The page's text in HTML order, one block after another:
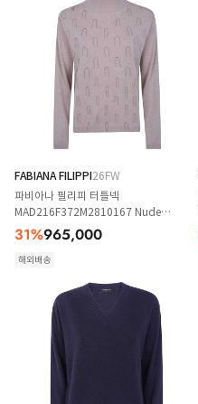
FABIANA FILIPPI26FW
파비아나 필리피 터틀넥
MAD216F372M2810167 Nude
Neutrals
31%965,000
해외배송